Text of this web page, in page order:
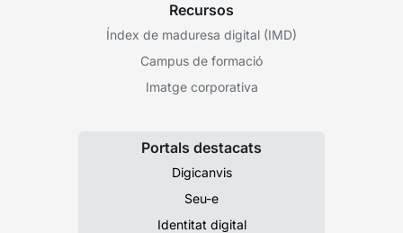
Recursos
Índex de maduresa digital (IMD)
Campus de formació
Imatge corporativa
Portals destacats
Digicanvis
Seu-e
Identitat digital